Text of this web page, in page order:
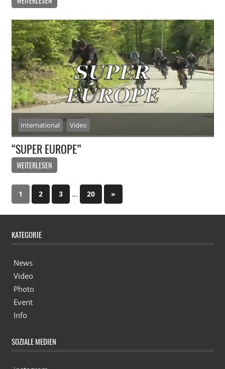
International Video
“SUPER EUROPE”
WEITERLESEN
Beitragsnavigation
1 2 3 … 20
Nächste
Beiträge
»
KATEGORIE
News
Video
Photo
Event
Info
SOZIALE MEDIEN